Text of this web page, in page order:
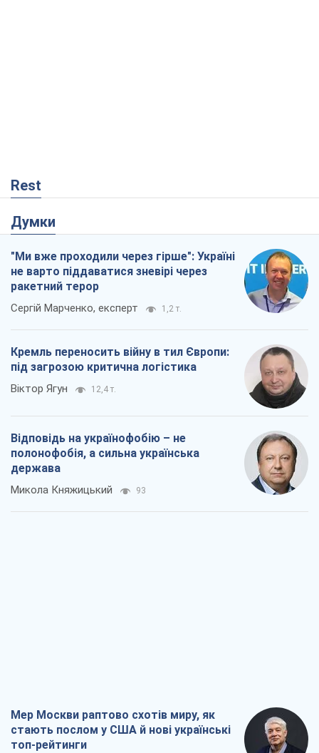
Rest
Думки
"Ми вже проходили через гірше": Україні
не варто піддаватися зневірі через
ракетний терор
Сергій Марченко, експерт 1,2 т.
Кремль переносить війну в тил Європи:
під загрозою критична логістика
Віктор Ягун 12,4 т.
Відповідь на українофобію – не
полонофобія, а сильна українська
держава
Микола Княжицький 93
Мер Москви раптово схотів миру, як
стають послом у США й нові українські
топ-рейтинги